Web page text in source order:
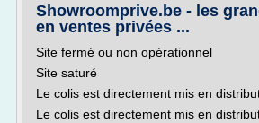
Showroomprive.be - les
en ventes privées ...
Site fermé ou non opérationnel
Site saturé
Le colis est directement mis en
Le colis est directement mis en